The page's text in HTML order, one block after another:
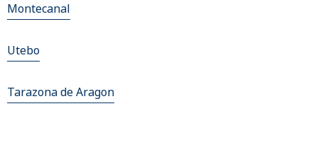
Montecanal
Utebo
Tarazona de Aragon